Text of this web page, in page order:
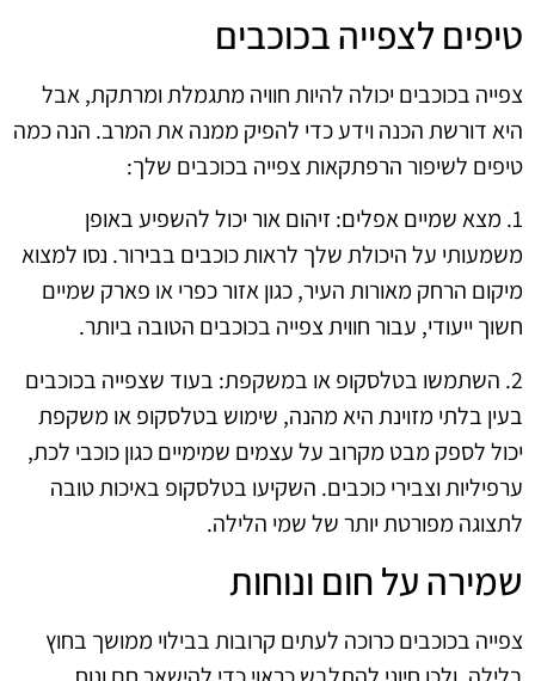
טיפים לצפייה בכוכבים
צפייה בכוכבים יכולה להיות חוויה מתגמלת ומרתקת, אבל
היא דורשת הכנה וידע כדי להפיק ממנה את המרב. הנה כמה
טיפים לשיפור הרפתקאות צפייה בכוכבים שלך:
1. מצא שמיים אפלים: זיהום אור יכול להשפיע באופן
משמעותי על היכולת שלך לראות כוכבים בבירור. נסו למצוא
מיקום הרחק מאורות העיר, כגון אזור כפרי או פארק שמיים
חשוך ייעודי, עבור חווית צפייה בכוכבים הטובה ביותר.
2. השתמשו בטלסקופ או במשקפת: בעוד שצפייה בכוכבים
בעין בלתי מזוינת היא מהנה, שימוש בטלסקופ או משקפת
יכול לספק מבט מקרוב על עצמים שמימיים כגון כוכבי לכת,
ערפיליות וצבירי כוכבים. השקיעו בטלסקופ באיכות טובה
לתצוגה מפורטת יותר של שמי הלילה.
שמירה על חום ונוחות
צפייה בכוכבים כרוכה לעתים קרובות בבילוי ממושך בחוץ